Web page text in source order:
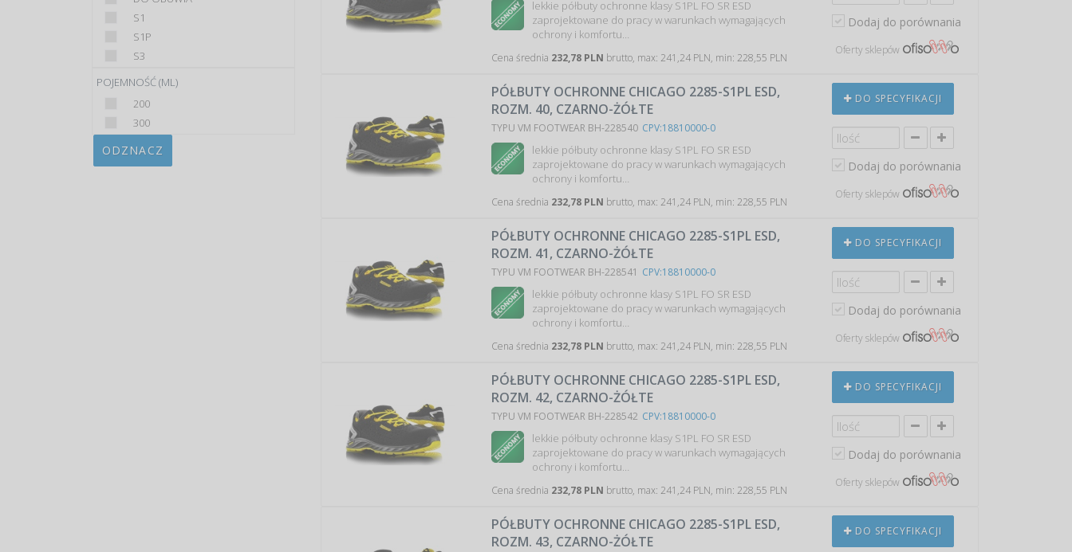
S1
S1P
S3
POJEMNOŚĆ (ML)
200
300
ODZNACZ
lekkie półbuty ochronne klasy S1PL FO SR ESD
zaprojektowane do pracy w warunkach wymagających
ochrony i komfortu…
Cena średnia 232,78 PLN brutto, max: 241,24 PLN, min: 228,55 PLN
Dodaj do porównania
Oferty sklepów
PÓŁBUTY OCHRONNE CHICAGO 2285-S1PL ESD,
ROZM. 40, CZARNO-ŻÓŁTE
TYPU VM FOOTWEAR BH-228540 CPV:18810000-0
lekkie półbuty ochronne klasy S1PL FO SR ESD
zaprojektowane do pracy w warunkach wymagających
ochrony i komfortu…
Cena średnia 232,78 PLN brutto, max: 241,24 PLN, min: 228,55 PLN
DO SPECYFIKACJI
Dodaj do porównania
Oferty sklepów
PÓŁBUTY OCHRONNE CHICAGO 2285-S1PL ESD,
ROZM. 41, CZARNO-ŻÓŁTE
TYPU VM FOOTWEAR BH-228541 CPV:18810000-0
lekkie półbuty ochronne klasy S1PL FO SR ESD
zaprojektowane do pracy w warunkach wymagających
ochrony i komfortu…
Cena średnia 232,78 PLN brutto, max: 241,24 PLN, min: 228,55 PLN
DO SPECYFIKACJI
Dodaj do porównania
Oferty sklepów
PÓŁBUTY OCHRONNE CHICAGO 2285-S1PL ESD,
ROZM. 42, CZARNO-ŻÓŁTE
TYPU VM FOOTWEAR BH-228542 CPV:18810000-0
lekkie półbuty ochronne klasy S1PL FO SR ESD
zaprojektowane do pracy w warunkach wymagających
ochrony i komfortu…
Cena średnia 232,78 PLN brutto, max: 241,24 PLN, min: 228,55 PLN
DO SPECYFIKACJI
Dodaj do porównania
Oferty sklepów
PÓŁBUTY OCHRONNE CHICAGO 2285-S1PL ESD,
ROZM. 43, CZARNO-ŻÓŁTE
DO SPECYFIKACJI